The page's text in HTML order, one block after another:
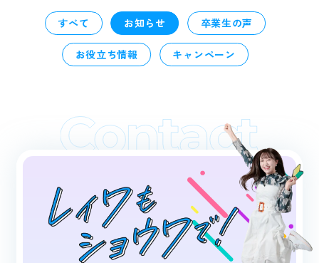
すべて お知らせ 卒業生の声
お役立ち情報 キャンペーン